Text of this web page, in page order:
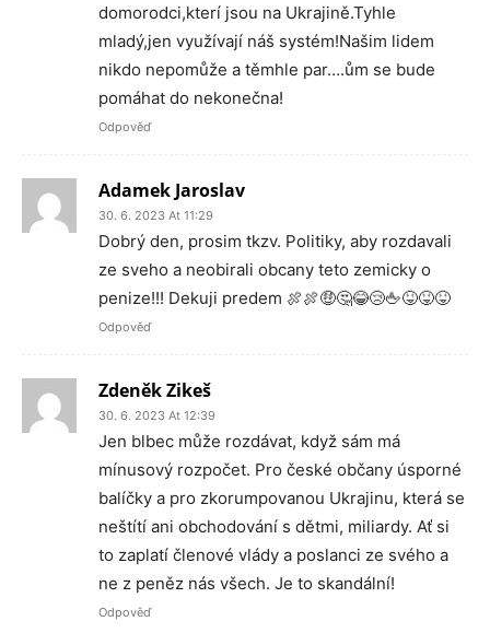
domorodci,kterí jsou na Ukrajině.Tyhle
mladý,jen využívají náš systém!Našim lidem
nikdo nepomůže a těmhle par….ům se bude
pomáhat do nekonečna!
Odpověď
Adamek Jaroslav
30. 6. 2023 At 11:29
Dobrý den, prosim tkzv. Politiky, aby rozdavali
ze sveho a neobirali obcany teto zemicky o
penize!!! Dekuji predem 🍖🍖🤑🤔😂😢🖕😝😝😝
Odpověď
Zdeněk Zikeš
30. 6. 2023 At 12:39
Jen blbec může rozdávat, když sám má
mínusový rozpočet. Pro české občany úsporné
balíčky a pro zkorumpovanou Ukrajinu, která se
neštítí ani obchodování s dětmi, miliardy. Ať si
to zaplatí členové vlády a poslanci ze svého a
ne z peněz nás všech. Je to skandální!
Odpověď